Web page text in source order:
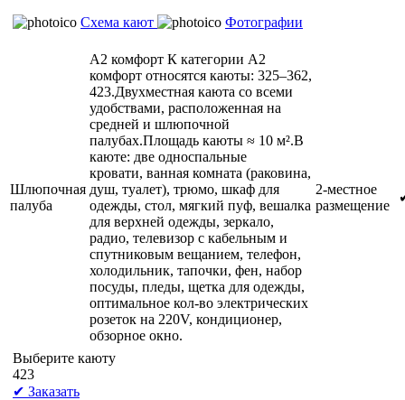
Схема кают
Фотографии
Шлюпочная
палуба
А2 комфорт К категории А2
комфорт относятся каюты: 325–362,
423.Двухместная каюта со всеми
удобствами, расположенная на
средней и шлюпочной
палубах.Площадь каюты ≈ 10 м².В
каюте: две односпальные
кровати, ванная комната (раковина,
душ, туалет), трюмо, шкаф для
одежды, стол, мягкий пуф, вешалка
для верхней одежды, зеркало,
радио, телевизор с кабельным и
спутниковым вещанием, телефон,
холодильник, тапочки, фен, набор
посуды, пледы, щетка для одежды,
оптимальное кол-во электрических
розеток на 220V, кондиционер,
обзорное окно.
2-местное
размещение
Выберите каюту
423
✔ Заказать